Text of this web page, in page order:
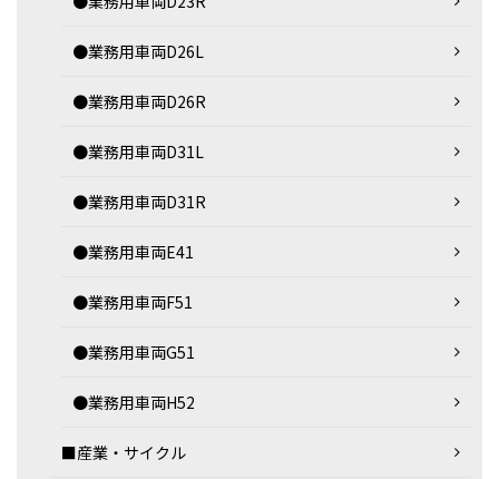
●業務用車両D26L
●業務用車両D26R
●業務用車両D31L
●業務用車両D31R
●業務用車両E41
●業務用車両F51
●業務用車両G51
●業務用車両H52
■産業・サイクル